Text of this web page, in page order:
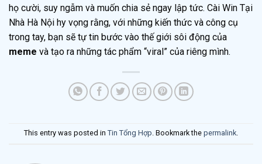
họ cười, suy ngẫm và muốn chia sẻ ngay lập tức. Cài Win Tại
Nhà Hà Nội hy vọng rằng, với những kiến thức và công cụ
trong tay, bạn sẽ tự tin bước vào thế giới sôi động của
meme và tạo ra những tác phẩm “viral” của riêng mình.
This entry was posted in Tin Tổng Hợp. Bookmark the permalink.